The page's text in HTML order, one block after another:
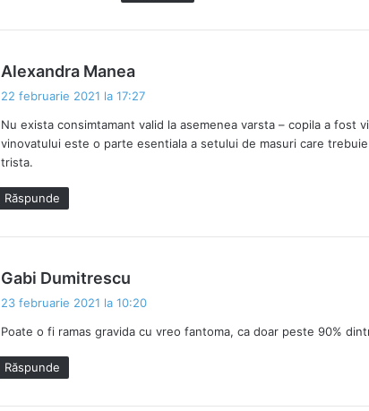
Alexandra Manea
p
n
e
22 februarie 2021 la 17:27
Nu exista consimtamant valid la asemenea varsta – copila a fost
vinovatului este o parte esentiala a setului de masuri care
trista.
Răspunde
Gabi Dumitrescu
p
n
23 februarie 2021 la 10:20
Poate o fi ramas gravida cu vreo fantoma, ca doar peste 90%
Răspunde